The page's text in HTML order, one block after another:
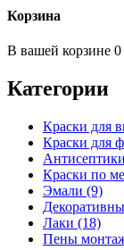
Корзина
В вашей корзине
Категории
Краски для
Краски для
Краски по
Эмали (9)
Лаки (18)
Пены